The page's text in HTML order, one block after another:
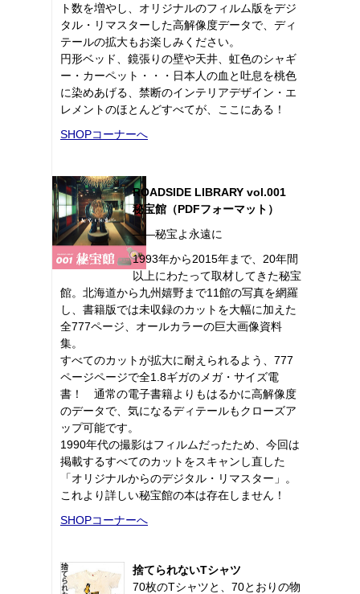
ト数を増やし、オリジナルのフィルム版をデジ
タル・リマスターした高解像度データで、ディ
テールの拡大もお楽しみください。
円形ベッド、鏡張りの壁や天井、虹色のシャギ
ー・カーペット・・・日本人の血と吐息を桃色
に染めあげる、禁断のインテリアデザイン・エ
レメントのほとんどすべてが、ここにある！
SHOPコーナーへ
ROADSIDE LIBRARY vol.001
秘宝館（PDFフォーマット）
――秘宝よ永遠に
1993年から2015年まで、20年間
以上にわたって取材してきた秘宝
館。北海道から九州嬉野まで11館の写真を網羅
し、書籍版では未収録のカットを大幅に加えた
全777ページ、オールカラーの巨大画像資料
集。
すべてのカットが拡大に耐えられるよう、777
ページページで全1.8ギガのメガ・サイズ電
書！ 通常の電子書籍よりもはるかに高解像度
のデータで、気になるディテールもクローズア
ップ可能です。
1990年代の撮影はフィルムだったため、今回は
掲載するすべてのカットをスキャンし直した
「オリジナルからのデジタル・リマスター」。
これより詳しい秘宝館の本は存在しません！
SHOPコーナーへ
捨てられないTシャツ
70枚のTシャツと、70とおりの物